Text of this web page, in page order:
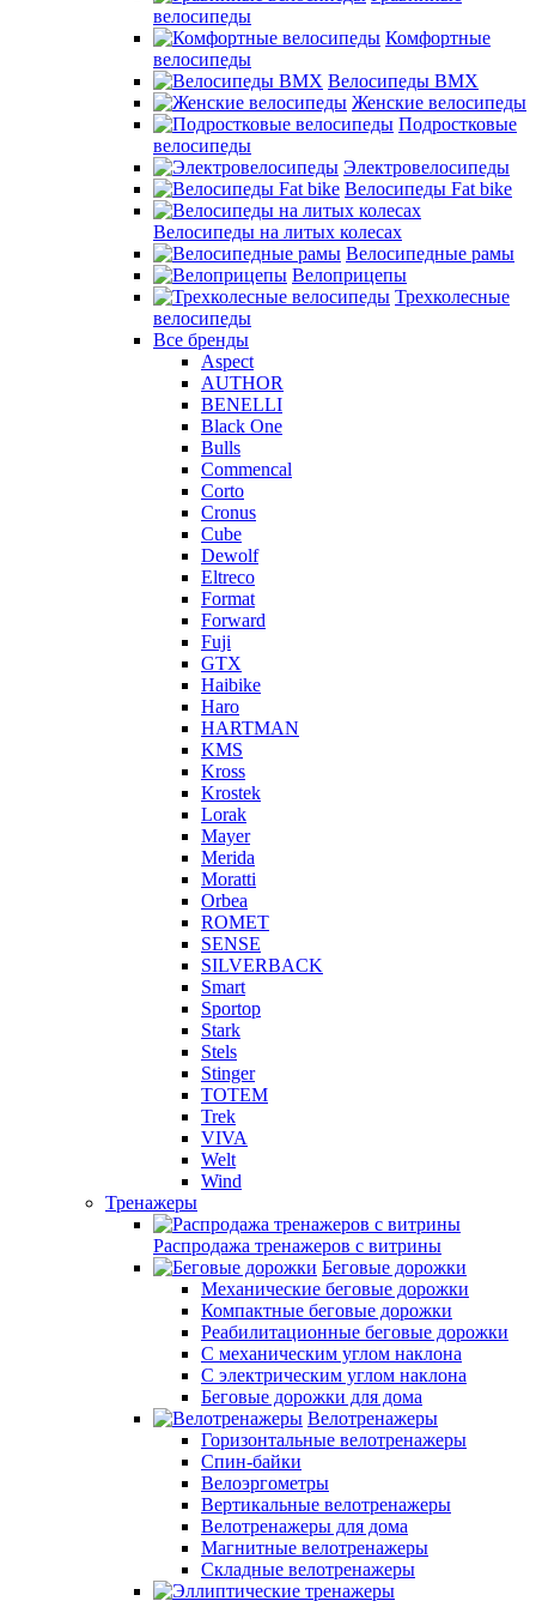
велосипеды
Комфортные
велосипеды
Велосипеды BMX
Женские велосипеды
Подростковые
велосипеды
Электровелосипеды
Велосипеды Fat bike
Велосипеды на литых колесах
Велосипедные рамы
Велоприцепы
Трехколесные
велосипеды
Все бренды
Aspect
AUTHOR
BENELLI
Black One
Bulls
Commencal
Corto
Cronus
Cube
Dewolf
Eltreco
Format
Forward
Fuji
GTX
Haibike
Haro
HARTMAN
KMS
Kross
Krostek
Lorak
Mayer
Merida
Moratti
Orbea
ROMET
SENSE
SILVERBACK
Smart
Sportop
Stark
Stels
Stinger
TOTEM
Trek
VIVA
Welt
Wind
Тренажеры
Распродажа тренажеров с витрины
Беговые дорожки
Механические беговые дорожки
Компактные беговые дорожки
Реабилитационные беговые дорожки
С механическим углом наклона
С электрическим углом наклона
Беговые дорожки для дома
Велотренажеры
Горизонтальные велотренажеры
Спин-байки
Велоэргометры
Вертикальные велотренажеры
Велотренажеры для дома
Магнитные велотренажеры
Складные велотренажеры